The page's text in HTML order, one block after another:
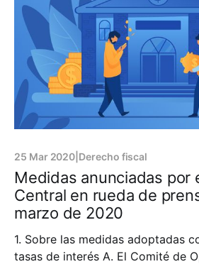
25 Mar 2020 Derecho fiscal
Medidas anunciadas por
Central en rueda de
marzo de 2020
1. Sobre las medidas adoptadas
tasas de interés A. El Comité de Operaciones del